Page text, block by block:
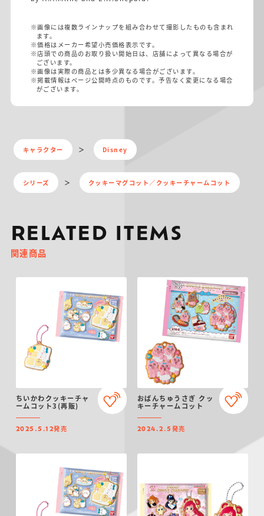
※画像には複数ラインナップを組み合わせて撮影したものも含まれ
ます。
※価格はメーカー希望小売価格表示です。
※店頭での商品のお取り扱い開始日は、店舗によって異なる場合が
ございます。
※画像は実際の商品とは多少異なる場合がございます。
※掲載情報はページ公開時点のものです。予告なく変更になる場合
がございます。
キャラクター Disney
シリーズ クッキーマグコット／クッキーチャームコット
RELATED ITEMS
関連商品
ちいかわクッキーチャ
ームコット3(再販)
2025.5.12発売
おぱんちゅうさぎ クッ
キーチャームコット
2024.2.5 発売